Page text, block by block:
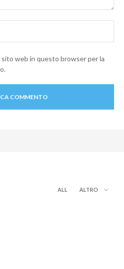
sito web in questo browser per la
ALL ALTRO